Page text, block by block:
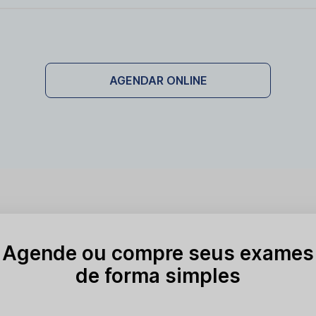
AGENDAR ONLINE
Agende ou compre seus exames
de forma simples